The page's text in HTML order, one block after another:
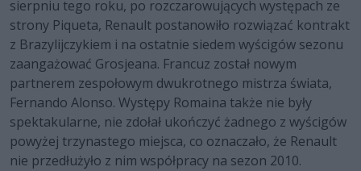
sierpniu tego roku, po rozczarowujących występach ze
strony Piqueta, Renault postanowiło rozwiązać kontrakt
z Brazylijczykiem i na ostatnie siedem wyścigów sezonu
zaangażować Grosjeana. Francuz został nowym
partnerem zespołowym dwukrotnego mistrza świata,
Fernando Alonso. Występy Romaina także nie były
spektakularne, nie zdołał ukończyć żadnego z wyścigów
powyżej trzynastego miejsca, co oznaczało, że Renault
nie przedłużyło z nim współpracy na sezon 2010.